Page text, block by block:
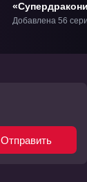
жемчуг:
Добавлена 56
Отправить